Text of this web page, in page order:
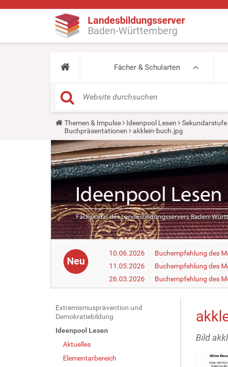
Landesbildungsserver
Baden-Württemberg
Fächer & Schularten
Y
u
a
r
e
h
e
:
Themen & Impulse Ideenpool Lesen Sekundarstufe
Buchpräsentationen
akklein-buch.jpg
Neu
10.06.2026
Buchempfehlung des
11.05.2026
Buchempfehlung des
26.03.2026
Buchempfehlung des
N
a
v
Extremismusprävention und
Demokratiebildung
Ideenpool Lesen
Aktuelles
Elementarbereich
Bild